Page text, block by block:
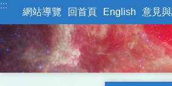
跳到主要內容區塊
:::
網站導覽 回首頁 English 意見